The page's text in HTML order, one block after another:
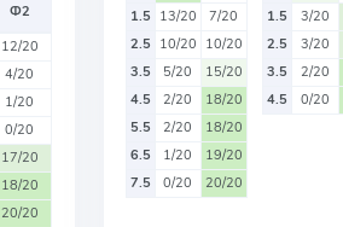
Ф2
12/20
4/20
1/20
0/20
17/20
18/20
20/20
1.5 13/20
7/20
2.5 10/20 10/20
3.5
5/20
15/20
4.5
2/20
18/20
5.5
2/20
18/20
6.5
1/20
19/20
7.5
0/20 20/20
1.5
3/20
2.5
3/20
3.5
2/20
4.5
0/20